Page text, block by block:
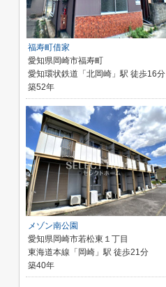
福寿町借家
愛知県岡崎市福寿町
愛知環状鉄道「北岡崎」駅 徒歩16分
築52年
メゾン南公園
愛知県岡崎市若松東１丁目
東海道本線「岡崎」駅 徒歩21分
築40年